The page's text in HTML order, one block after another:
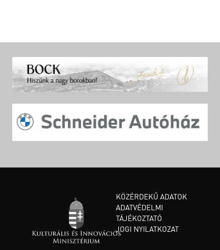
KÖZÉRDEKŰ ADATOK
ADATVÉDELMI
TÁJÉKOZTATÓ
JOGI NYILATKOZAT